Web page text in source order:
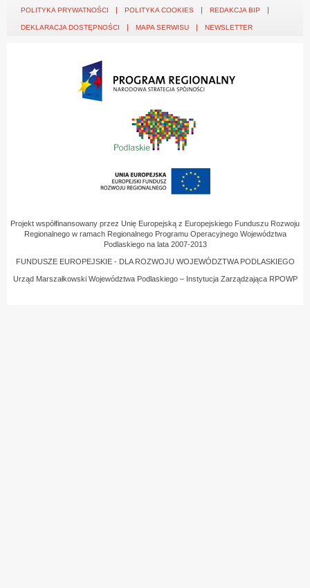
POLITYKA PRYWATNOŚCI POLITYKA COOKIES REDAKCJA BIP
DEKLARACJA DOSTĘPNOŚCI MAPA SERWISU NEWSLETTER
Projekt współfinansowany przez Unię Europejską z Europejskiego Funduszu Rozwoju
Regionalnego w ramach Regionalnego Programu Operacyjnego Województwa
Podlaskiego na lata 2007-2013
FUNDUSZE EUROPEJSKIE - DLA ROZWOJU WOJEWÓDZTWA PODLASKIEGO
Urząd Marszałkowski Województwa Podlaskiego – Instytucja Zarządzająca RPOWP